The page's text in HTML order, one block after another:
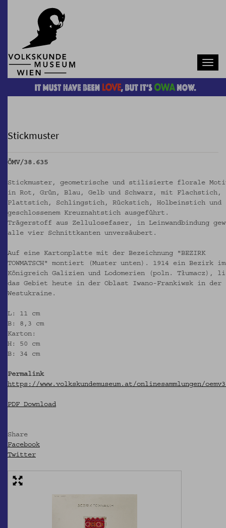
Stickmuster
ÖMV/38.635
Stickmuster, geometrische und stilisierte florale
in Rot, Grün, Blau, Gelb und Schwarz, mit Flachstich,
Plattstich, Schlingstich, Rückstich, Holbeinstich und
geschlossenem Kreuznahtstich ausgeführt.
Trägerstoff aus Zellulosefaser, in Leinwandbindung
alle vier Schnittkanten unversäubert.
Auf eine Kartonplatte mit der Bezeichnung "BEZIRK
TOWMATSCH" montiert (Muster unten). 1914 ein Bezirk im
Königreich Galizien und Lodomerien (poln. Tłumacz),
das Gebiet heute in der Oblast Iwano-Frankiwsk in der
Westukraine.
L: 11 cm
B: 8,3 cm
Karton:
H: 50 cm
B: 34 cm
Permalink
https://www.volkskundemuseum.at/onlinesammlungen/
PDF Download
Share
Facebook
Twitter